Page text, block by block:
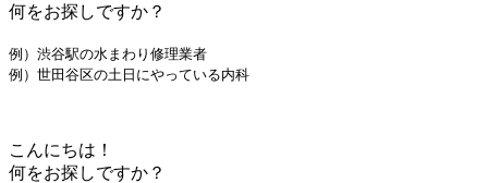
何をお探しですか？
例）渋谷駅の水まわり修理業者
例）世田谷区の土日にやっている内科
こんにちは！
何をお探しですか？